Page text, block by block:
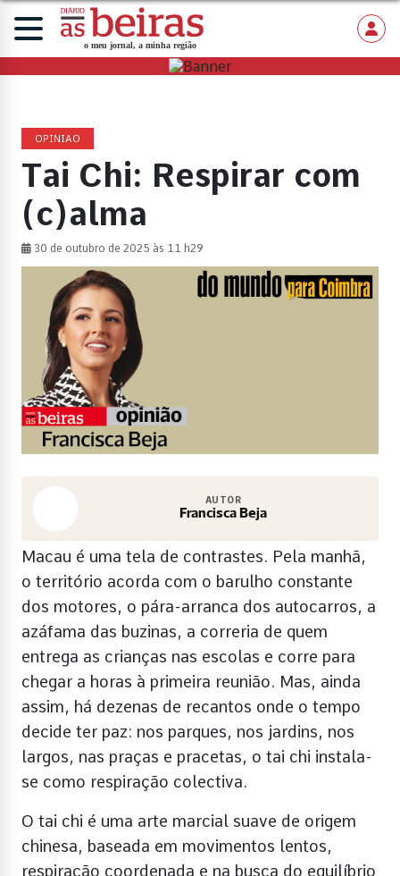
OPINIAO
Tai Chi: Respirar com
(c)alma
30 de outubro de 2025 às 11 h29
AUTOR
Francisca Beja
Macau é uma tela de contrastes. Pela manhã,
o território acorda com o barulho constante
dos motores, o pára-arranca dos autocarros, a
azáfama das buzinas, a correria de quem
entrega as crianças nas escolas e corre para
chegar a horas à primeira reunião. Mas, ainda
assim, há dezenas de recantos onde o tempo
decide ter paz: nos parques, nos jardins, nos
largos, nas praças e pracetas, o tai chi instala-
se como respiração colectiva.
O tai chi é uma arte marcial suave de origem
chinesa, baseada em movimentos lentos,
respiração coordenada e na busca do equilíbrio